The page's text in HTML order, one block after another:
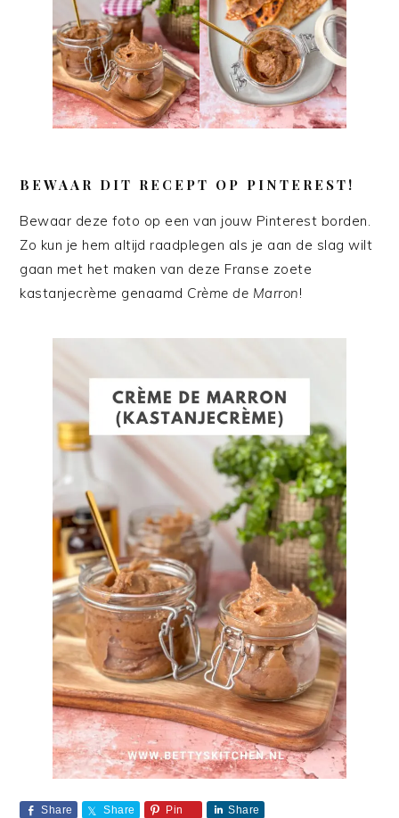
BEWAAR DIT RECEPT OP PINTEREST!
Bewaar deze foto op een van jouw Pinterest borden.
Zo kun je hem altijd raadplegen als je aan de slag wilt
gaan met het maken van deze Franse zoete
kastanjecrème genaamd Crème de Marron!
Share Share Pin Share